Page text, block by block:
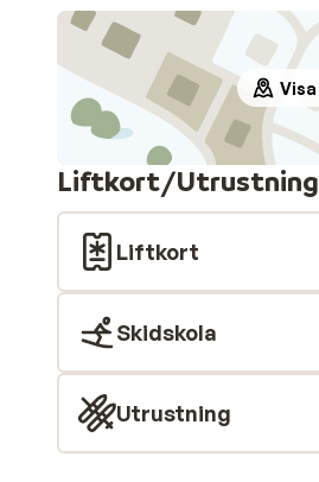
Liftkort/
Liftkort
Skidskola
Utrustning